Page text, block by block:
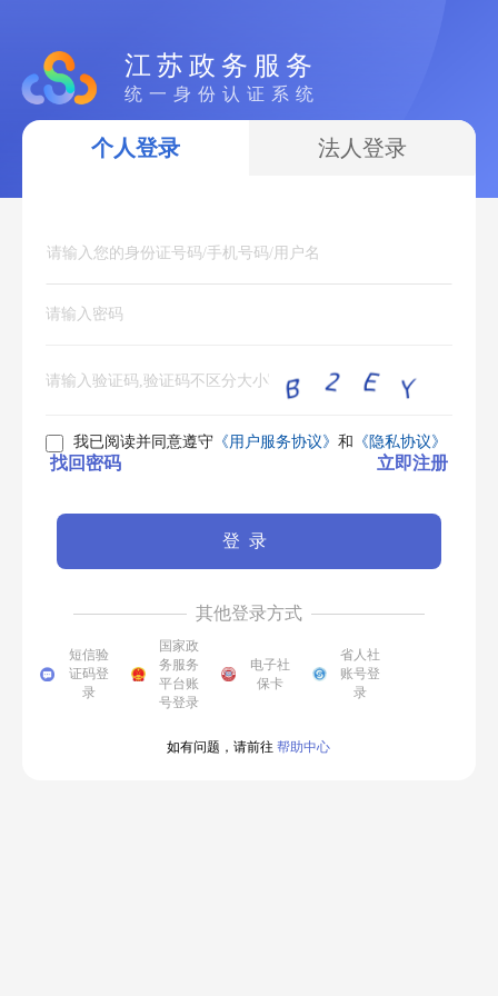
江苏政务服务
统一身份认证系统
个人登录 法人登录
我已阅读并同意遵守《用户服务协议》 和 《隐私协议》
找回密码 立即注册
登录
其他登录方式
短信验
证码登
录
国家政
务服务
平台账
号登录
电子社
保卡
省人社
账号登
录
如有问题，请前往 帮助中心